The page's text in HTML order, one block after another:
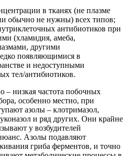
в тканях (не плазме
обычно не нужны) всех типов;
антибиотиков при
(хламидия, амеба,
другими
появляющимися в
и недоступными
тел/антибиотиков.
– низкая частота побочных
особенно местно, при
азолы – клотримазол,
и ряд других. Они крайне
у возбудителей
Азолы подавляют
гриба ферментов, и точно